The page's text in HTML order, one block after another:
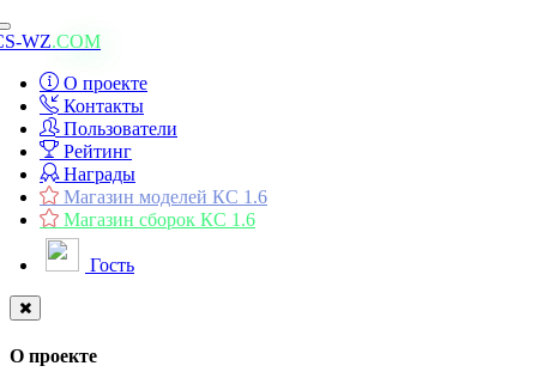
Toggle
navigation
WZ.COM
О проекте
Контакты
Пользователи
Рейтинг
Награды
Магазин моделей КС 1.6
Магазин сборок КС 1.6
Гость
О проекте